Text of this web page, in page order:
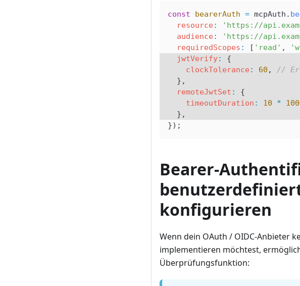
const bearerAuth = mcpAuth .
  resource
: 'https://
  audience
: 'https://
  requiredScopes
: [ 'read' ,
  jwtVerify
:
{
    clockTolerance
: 60 , //
  },
  remoteJwtSet
:
{
    timeoutDuration
: 10 *
  },
});
Bearer-
konfigurieren
Wenn dein OAuth / OIDC-Anbieter
implementieren möchtest,
Überprüfungsfunktion: